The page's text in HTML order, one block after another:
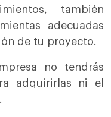
también
adecuadas
de tu proyecto.
no tendrás
adquirirlas ni el